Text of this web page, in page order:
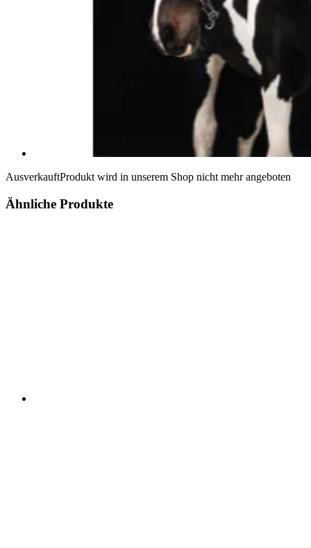
AusverkauftProdukt wird in unserem Shop nicht mehr angeboten
Ähnliche Produkte